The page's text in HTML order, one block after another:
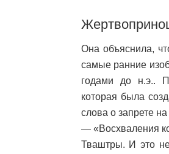
Она объяснила,
самые ранние
годами до н.э..
которая была
слова о запрете
— «Восхваления
Тваштры. И это